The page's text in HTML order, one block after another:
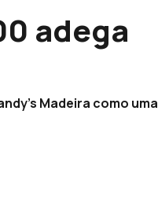
adega
Madeira como uma